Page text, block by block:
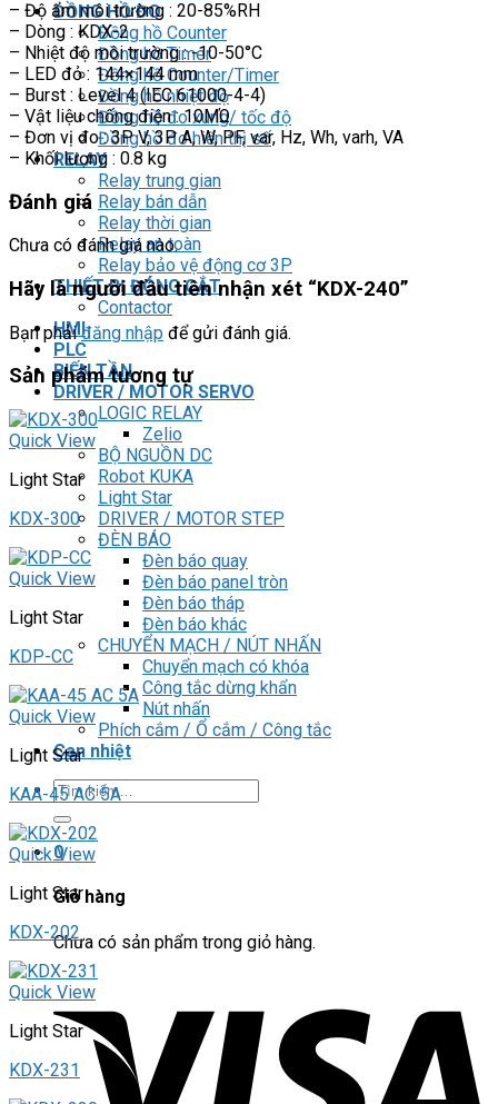
ĐỒNG HỒ ĐO
Đồng hồ Counter
Đồng hồ Timer
Đồng hồ Counter/Timer
Đồng hồ nhiệt độ
Đồng hồ đo xung/ tốc độ
Đồng hồ đo hiển thị số
RELAY
Relay trung gian
Relay bán dẫn
Relay thời gian
Relay an toàn
Relay bảo vệ động cơ 3P
THIẾT BỊ ĐÓNG CẮT
Contactor
HMI
PLC
BIẾN TẦN
DRIVER / MOTOR SERVO
LOGIC RELAY
Zelio
BỘ NGUỒN DC
Robot KUKA
Light Star
DRIVER / MOTOR STEP
ĐÈN BÁO
Đèn báo quay
Đèn báo panel tròn
Đèn báo tháp
Đèn báo khác
CHUYỂN MẠCH / NÚT NHẤN
Chuyển mạch có khóa
Công tắc dừng khẩn
Nút nhấn
Phích cắm / Ổ cắm / Công tắc
Can nhiệt
Tìm
kiếm:
0
Giỏ hàng
Chưa có sản phẩm trong giỏ hàng.
– Độ ẩm môi trường : 20-85%RH
– Dòng : KDX-2
– Nhiệt độ môi trường : -10-50°C
– LED đỏ : 144×144 mm
– Burst : Level 4 (IEC 61000-4-4)
– Vật liệu chống điện : 10MΏ
– Đơn vị đo : 3P V, 3P A, W, PF, var, Hz, Wh, varh, VA
– Khối lượng : 0.8 kg
Đánh giá
Chưa có đánh giá nào.
Hãy là người đầu tiên nhận xét “KDX-240”
Bạn phảiđăng nhập để gửi đánh giá.
Sản phẩm tương tự
Quick View
Light Star
KDX-300
Quick View
Light Star
KDP-CC
Quick View
Light Star
KAA-45 AC 5A
Quick View
Light Star
KDX-202
Quick View
Light Star
KDX-231